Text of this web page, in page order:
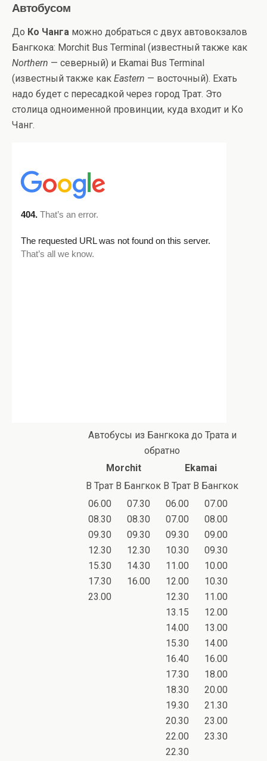
Автобусом
До Ко Чанга можно добраться с двух автовокзалов
Бангкока: Morchit Bus Terminal (известный также как
Northern — северный) и Ekamai Bus Terminal
(известный также как Eastern — восточный). Ехать
надо будет с пересадкой через город Трат. Это
столица одноименной провинции, куда входит и Ко
Чанг.
Автобусы из Бангкока до Трата и
обратно
Morchit
Ekamai
В Трат В Бангкок В Трат В Бангкок
06.00
08.30
09.30
12.30
15.30
17.30
23.00
07.30
08.30
09.30
12.30
14.30
16.00
06.00
07.00
09.30
10.30
11.00
12.00
12.30
13.15
14.00
15.30
16.40
17.30
18.30
19.30
20.30
22.00
22.30
07.00
08.00
09.00
09.30
10.00
10.30
11.00
12.00
13.00
14.00
16.00
18.00
20.00
21.30
23.00
23.30